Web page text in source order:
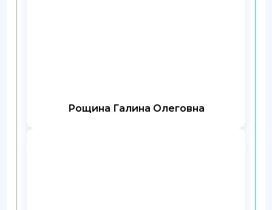
Рощина Галина Олеговна